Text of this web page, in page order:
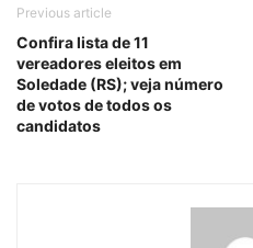
Previous article
Confira lista de 11
vereadores eleitos em
Soledade (RS); veja número
de votos de todos os
candidatos